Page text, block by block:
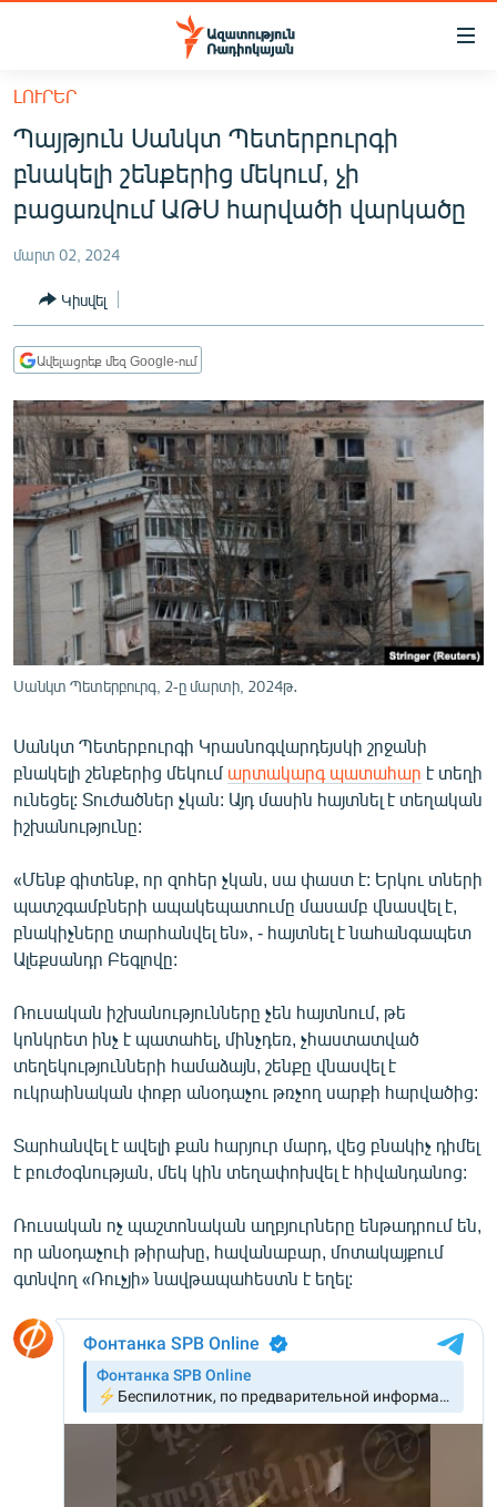
Մատչելիության
հիմնական
բովանդակությանը
Անցնել
հիմնական
մենյուին
ՀԱՅԱՍՏԱՆ
ՔԱՂԱՔԱԿԱՆ
ՀԱՍԱՐԱԿՈՒԹՅՈՒՆ
ՏՆՏԵՍՈՒԹՅՈՒՆ
ՂԱՐԱԲԱՂ
ՊԱՏԵՐԱԶՄԻ 6 ՇԱԲԱԹՆԵՐԸ
ՏԱՐԱԾԱՇՐՋԱՆ
ՄԻՋԱԶԳԱՅԻՆ
ՄՇԱԿՈՒՅԹ
ՍՊՈՐՏ
ՄԵԿՆԱԲԱՆՈՒԹՅՈՒՆ
ԱՐԽԻՎ
ՏԵՍԱՆՅՈՒԹԵՐ
ԲԱՆԱՎԵՃ
ՁԳՏԵԼՈՎ ԼԱՎԱԳՈՒՅՆԻՆ
ՓՈԴՔԱՍԹ
Հայերեն
English
Русский
«Ազատության» բոլոր կայքերը
ԼՈՒՐԵՐ
Պայթյուն Սանկտ Պետերբուրգի
բնակելի շենքերից մեկում, չի
բացառվում ԱԹՍ հարվածի վարկածը
մարտ 02, 2024
Կիսվել
Ավելացրեք մեզ Google-ում
Սանկտ Պետերբուրգ, 2-ը մարտի, 2024թ․
Սանկտ Պետերբուրգի Կրասնոգվարդեյսկի շրջանի
բնակելի շենքերից մեկում արտակարգ պատահար է տեղի
ունեցել: Տուժածներ չկան: Այդ մասին հայտնել է տեղական
իշխանությունը:
«Մենք գիտենք, որ զոհեր չկան, սա փաստ է: Երկու տների
պատշգամբների ապակեպատումը մասամբ վնասվել է,
բնակիչները տարհանվել են», - հայտնել է նահանգապետ
Ալեքսանդր Բեգլովը:
Ռուսական իշխանությունները չեն հայտնում, թե
կոնկրետ ինչ է պատահել, մինչդեռ, չհաստատված
տեղեկությունների համաձայն, շենքը վնասվել է
ուկրաինական փոքր անօդաչու թռչող սարքի հարվածից:
Տարհանվել է ավելի քան հարյուր մարդ, վեց բնակիչ դիմել
է բուժօգնության, մեկ կին տեղափոխվել է հիվանդանոց:
Ռուսական ոչ պաշտոնական աղբյուրները ենթադրում են,
որ անօդաչուի թիրախը, հավանաբար, մոտակայքում
գտնվող «Ռուչյի» նավթապահեստն է եղել: